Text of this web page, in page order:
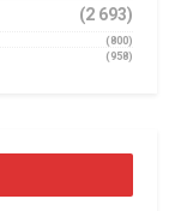
(2 693)
(800)
(958)